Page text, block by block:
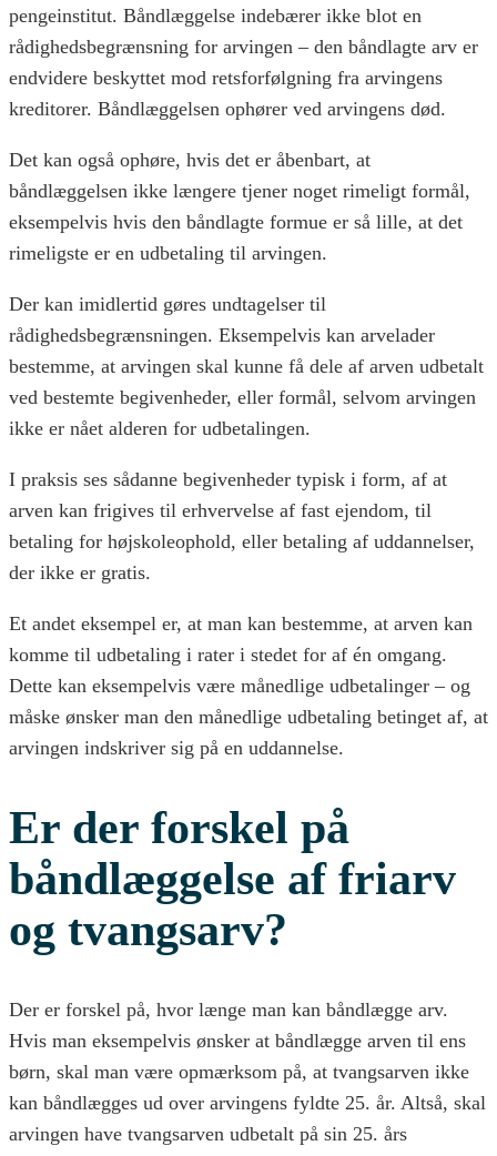
pengeinstitut. Båndlæggelse indebærer ikke blot en
rådighedsbegrænsning for arvingen – den båndlagte arv er
endvidere beskyttet mod retsforfølgning fra arvingens
kreditorer. Båndlæggelsen ophører ved arvingens død.
Det kan også ophøre, hvis det er åbenbart, at
båndlæggelsen ikke længere tjener noget rimeligt formål,
eksempelvis hvis den båndlagte formue er så lille, at det
rimeligste er en udbetaling til arvingen.
Der kan imidlertid gøres undtagelser til
rådighedsbegrænsningen. Eksempelvis kan arvelader
bestemme, at arvingen skal kunne få dele af arven udbetalt
ved bestemte begivenheder, eller formål, selvom arvingen
ikke er nået alderen for udbetalingen.
I praksis ses sådanne begivenheder typisk i form, af at
arven kan frigives til erhvervelse af fast ejendom, til
betaling for højskoleophold, eller betaling af uddannelser,
der ikke er gratis.
Et andet eksempel er, at man kan bestemme, at arven kan
komme til udbetaling i rater i stedet for af én omgang.
Dette kan eksempelvis være månedlige udbetalinger – og
måske ønsker man den månedlige udbetaling betinget af, at
arvingen indskriver sig på en uddannelse.
Er der forskel på
båndlæggelse af friarv
og tvangsarv?
Der er forskel på, hvor længe man kan båndlægge arv.
Hvis man eksempelvis ønsker at båndlægge arven til ens
børn, skal man være opmærksom på, at tvangsarven ikke
kan båndlægges ud over arvingens fyldte 25. år. Altså, skal
arvingen have tvangsarven udbetalt på sin 25. års